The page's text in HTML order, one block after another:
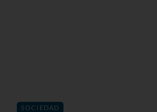
SOCIEDAD